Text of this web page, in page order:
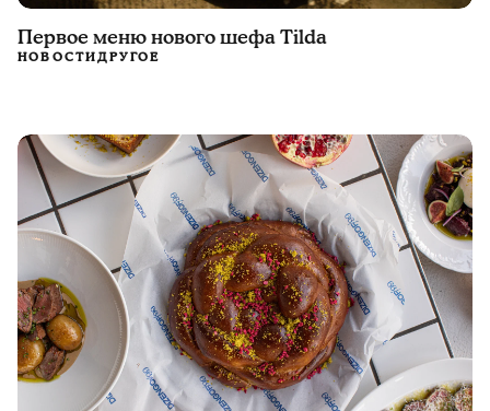
Первое меню нового шефа Tilda
НОВОСТИДРУГОЕ